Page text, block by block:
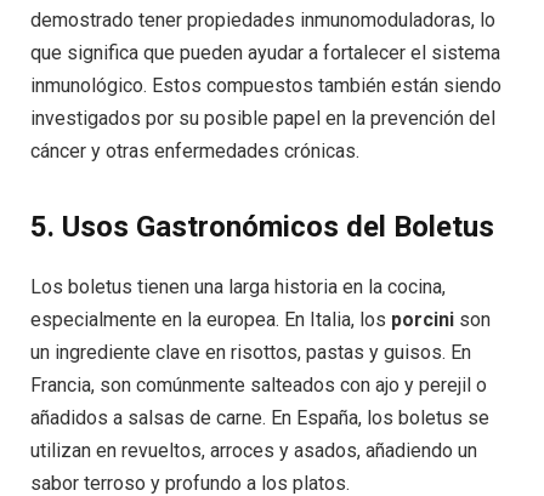
demostrado tener propiedades inmunomoduladoras, lo
que significa que pueden ayudar a fortalecer el sistema
inmunológico. Estos compuestos también están siendo
investigados por su posible papel en la prevención del
cáncer y otras enfermedades crónicas.
5. Usos Gastronómicos del Boletus
Los boletus tienen una larga historia en la cocina,
especialmente en la europea. En Italia, los porcini son
un ingrediente clave en risottos, pastas y guisos. En
Francia, son comúnmente salteados con ajo y perejil o
añadidos a salsas de carne. En España, los boletus se
utilizan en revueltos, arroces y asados, añadiendo un
sabor terroso y profundo a los platos.